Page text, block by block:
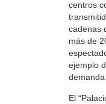
centros
cadenas
más de
ejemplo
El